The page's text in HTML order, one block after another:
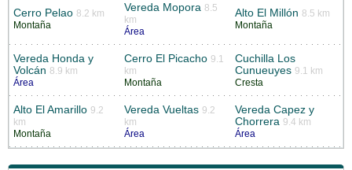
Cerro Pelao 8.2 km
Montaña
Vereda Mopora 8.5
km
Área
Alto El Millón 8.5 km
Montaña
Vereda Honda y
Volcán 8.9 km
Área
Cerro El Picacho 9.1
km
Montaña
Cuchilla Los
Cunueuyes 9.1 km
Cresta
Alto El Amarillo 9.2
km
Montaña
Vereda Vueltas 9.2
km
Área
Vereda Capez y
Chorrera 9.4 km
Área